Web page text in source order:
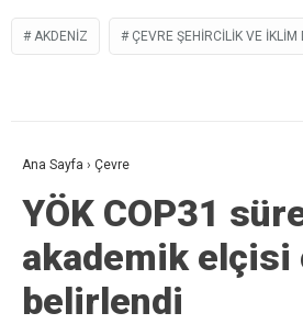
AKDENIZ ÇEVRE ŞEHIRCILIK VE İKLIM
Ana Sayfa › Çevre
YÖK COP31
akademik elçisi
belirlendi